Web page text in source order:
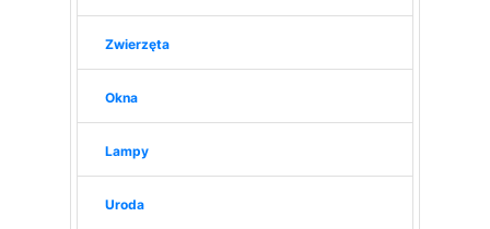
Zwierzęta
Okna
Lampy
Uroda